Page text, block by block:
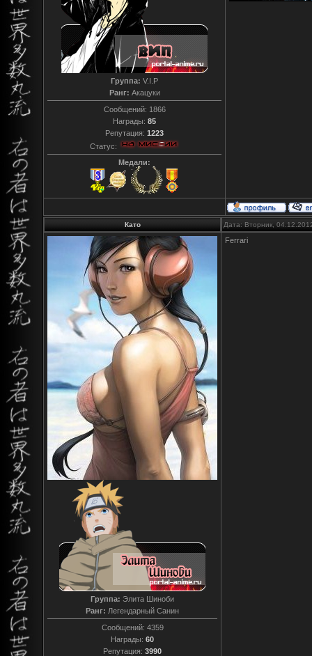
Группа: V.I.P
Ранг: Акацуки
Сообщений: 1866
Награды: 85
Репутация: 1223
Статус:
Медали:
Като Дата: Вторник,
Группа: Элита Шиноби
Ранг: Легендарный Санин
Сообщений: 4359
Награды: 60
Репутация: 3990
Ferrari